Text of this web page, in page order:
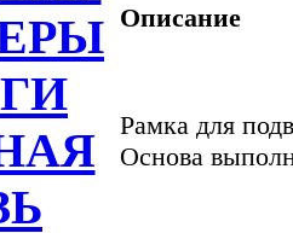
Описание
Рамка для
Основа